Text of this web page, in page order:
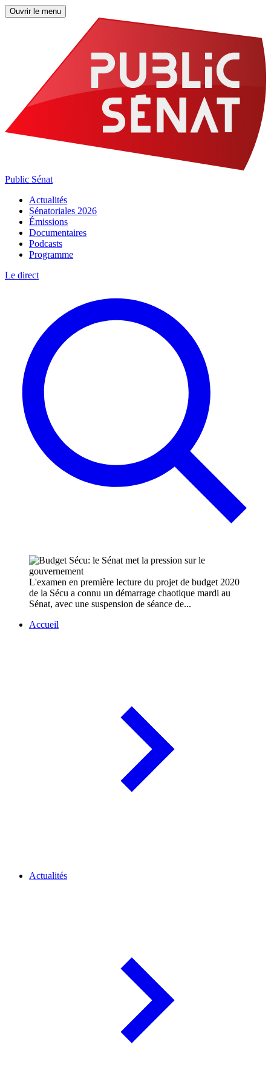
Ouvrir le menu
Public Sénat
Actualités
Sénatoriales 2026
Émissions
Documentaires
Podcasts
Programme
Le direct
L'examen en première lecture du projet de budget 2020
de la Sécu a connu un démarrage chaotique mardi au
Sénat, avec une suspension de séance de...
Accueil
Actualités